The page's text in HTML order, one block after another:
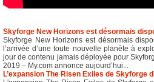
Skyforge New Horizons est désormais
Skyforge New Horizons est désormais
l’arrivée d’une toute nouvelle planète à
jour de contenu jamais déployée pour
2019 – My.com annonce aujourd’hui...
L’expansion The Risen Exiles de Skyforge